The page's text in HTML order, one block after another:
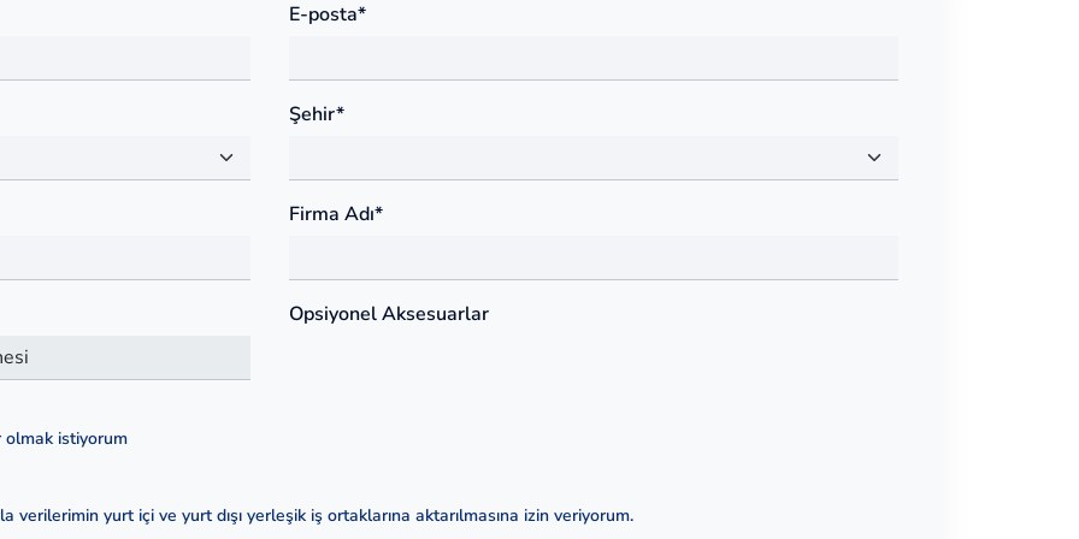
E-posta*
Şehir*
Firma Adı*
Opsiyonel Aksesuarlar
olmak istiyorum
yurt içi ve yurt dışı yerleşik iş ortaklarına aktarılmasına izin veriyorum.